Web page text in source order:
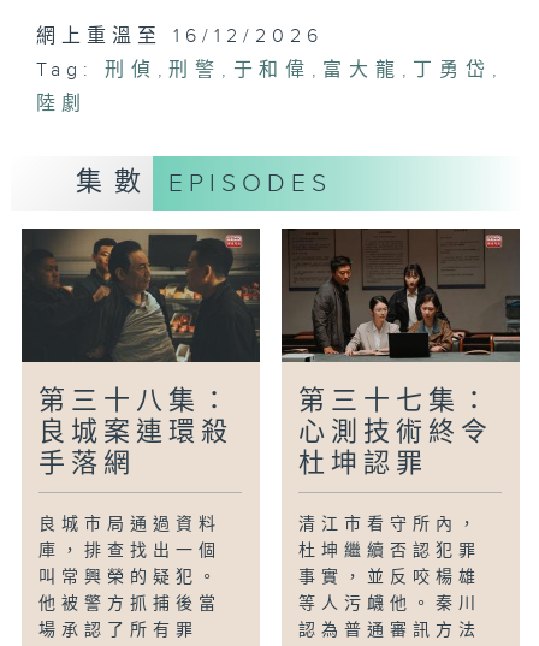
網上重溫至 16/12/2026
Tag:
刑偵 , 刑警 , 于和偉 , 富大龍 , 丁勇岱 ,
陸劇
集數 EPISODES
第三十八集：
良城案連環殺
手落網
良城市局通過資料
庫，排查找出一個
叫常興榮的疑犯。
他被警方抓捕後當
場承認了所有罪
第三十七集：
心測技術終令
杜坤認罪
清江市看守所內，
杜坤繼續否認犯罪
事實，並反咬楊雄
等人污衊他。秦川
認為普通審訊方法